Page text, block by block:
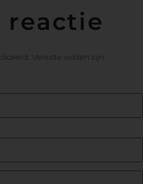
reactie
Vereiste velden zijn